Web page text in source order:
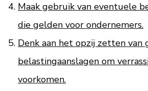
Maak gebruik van eventuele
die gelden voor ondernemers.
Denk aan het opzij zetten van
belastingaanslagen om
voorkomen.